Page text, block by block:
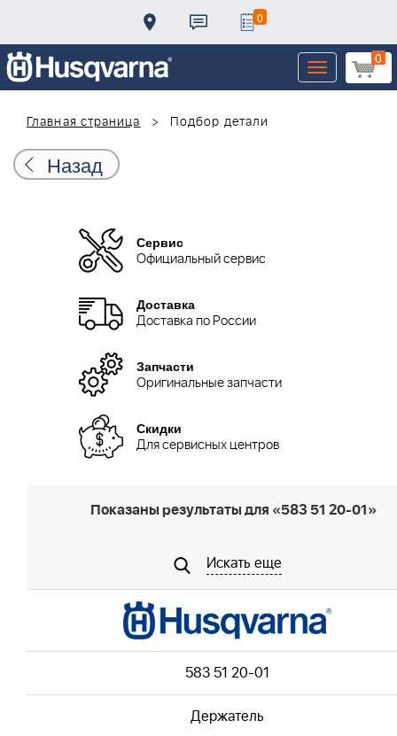
0
0
Toggle
navigation
Главная страница
Подбор детали
Назад
Сервис
Официальный сервис
Доставка
Доставка по России
Запчасти
Оригинальные запчасти
Скидки
Для сервисных центров
Показаны результаты для «583 51 20-01»
Искать еще
583 51 20-01
Держатель